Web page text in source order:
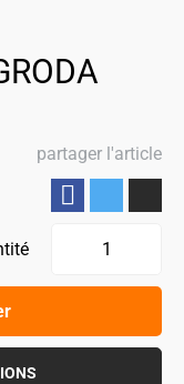
partager l'article